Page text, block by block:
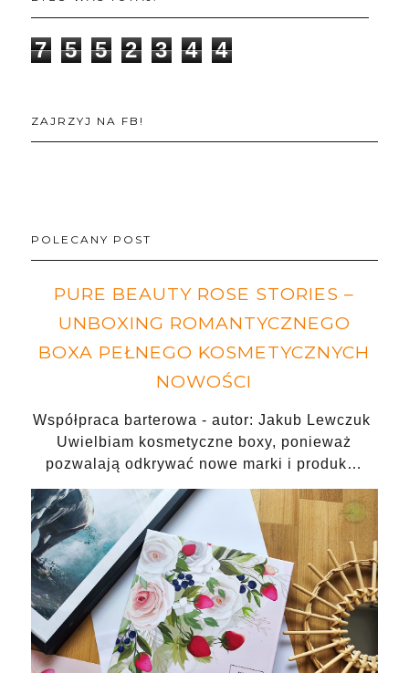
7 5 5 2 3 4 4
ZAJRZYJ NA FB!
POLECANY POST
PURE BEAUTY ROSE STORIES –
UNBOXING ROMANTYCZNEGO
BOXA PEŁNEGO KOSMETYCZNYCH
NOWOŚCI
Współpraca barterowa - autor: Jakub Lewczuk
Uwielbiam kosmetyczne boxy, ponieważ
pozwalają odkrywać nowe marki i produk…